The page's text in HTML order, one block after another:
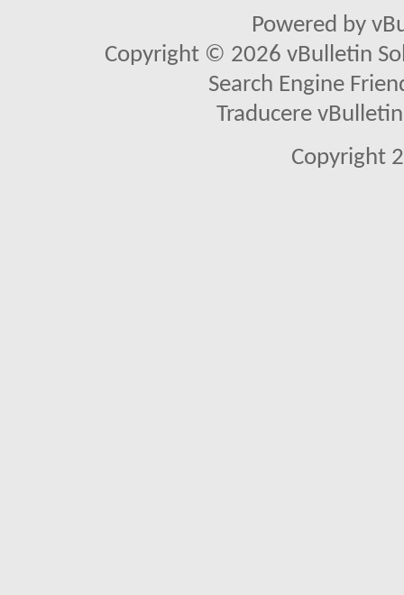
Powered by
Copyright © 2026 vBulletin
Search Engine
Traducere
Copyright